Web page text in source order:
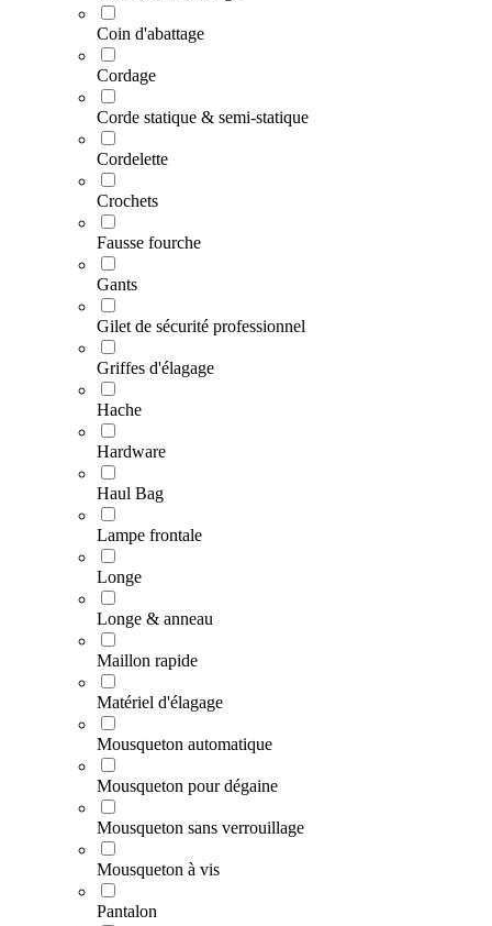
Coin d'abattage
Cordage
Corde statique & semi-statique
Cordelette
Crochets
Fausse fourche
Gants
Gilet de sécurité professionnel
Griffes d'élagage
Hache
Hardware
Haul Bag
Lampe frontale
Longe
Longe & anneau
Maillon rapide
Matériel d'élagage
Mousqueton automatique
Mousqueton pour dégaine
Mousqueton sans verrouillage
Mousqueton à vis
Pantalon